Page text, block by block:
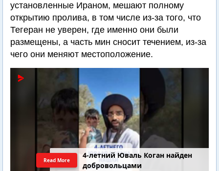
установленные Ираном, мешают полному
открытию пролива, в том числе из-за того, что
Тегеран не уверен, где именно они были
размещены, а часть мин сносит течением, из-за
чего они меняют местоположение.
4-летний Юваль Коган найден
добровольцами
Read More